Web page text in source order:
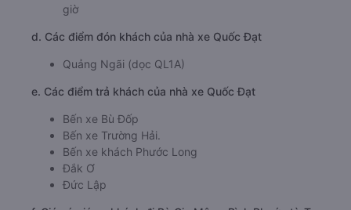
giờ
d. Các điểm đón khách của nhà xe Quốc Đạt
Quảng Ngãi (dọc QL1A)
e. Các điểm trả khách của nhà xe Quốc Đạt
Bến xe Bù Đốp
Bến xe Trường Hải.
Bến xe khách Phước Long
Đắk Ơ
Đức Lập